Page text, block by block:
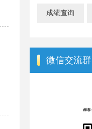
成绩查询
微信交流群